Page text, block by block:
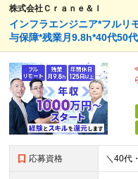
株式会社Ｃｒａｎｅ＆Ｉ
インフラエンジニア*フルリ
与保障*残業月9.8h*40代50
応募資格